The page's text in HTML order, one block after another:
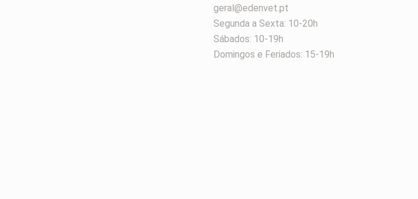
geral@edenvet.pt
Segunda a Sexta: 10-20h
Sábados: 10-19h
Domingos e Feriados: 15-19h